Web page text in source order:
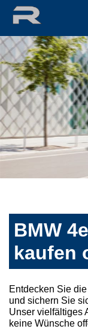
BMW
kaufen
Entdecken Sie
und sichern Sie
Unser vielfältiges
keine Wünsche